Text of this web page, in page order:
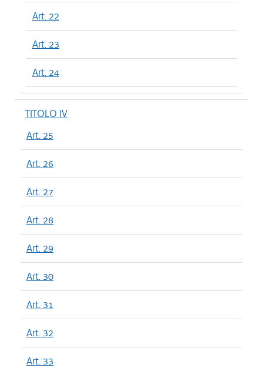
Art. 22
Art. 23
Art. 24
TITOLO IV
Art. 25
Art. 26
Art. 27
Art. 28
Art. 29
Art. 30
Art. 31
Art. 32
Art. 33